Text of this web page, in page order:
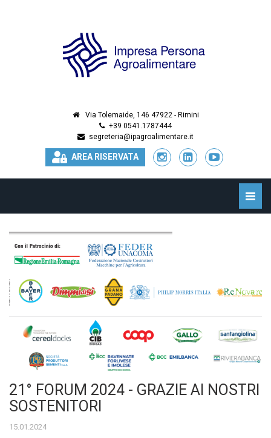
Via Tolemaide, 146 47922 - Rimini
+39 0541.1787444
segreteria@ipagroalimentare.it
AREA RISERVATA
Toggle
21° FORUM 2024 - GRAZIE AI NOSTRI
SOSTENITORI
15.01.2024